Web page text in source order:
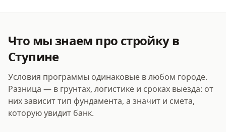
Что мы знаем про стройкув
Ступине
Условия программы одинаковые в любом городе.
Разница — в грунтах, логистике и сроках выезда: от
них зависит тип фундамента, а значит и смета,
которую увидит банк.